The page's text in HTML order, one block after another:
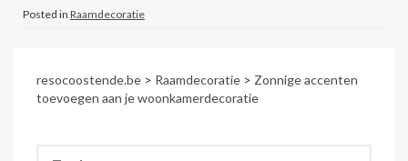
Posted in Raamdecoratie
resocoostende.be > Raamdecoratie > Zonnige accenten
toevoegen aan je woonkamerdecoratie